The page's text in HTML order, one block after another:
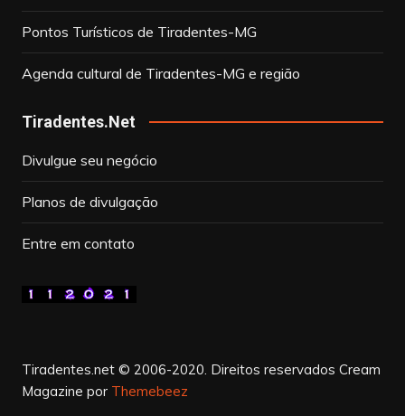
Pontos Turísticos de Tiradentes-MG
Agenda cultural de Tiradentes-MG e região
Tiradentes.Net
Divulgue seu negócio
Planos de divulgação
Entre em contato
Tiradentes.net © 2006-2020. Direitos reservados Cream
Magazine por Themebeez